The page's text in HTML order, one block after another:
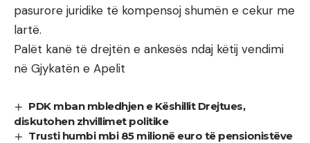
pasurore juridike të kompensoj shumën e cekur me
lartë.
Palët kanë të drejtën e ankesës ndaj këtij vendimi
në Gjykatën e Apelit
PDK mban mbledhjen e Këshillit Drejtues,
diskutohen zhvillimet politike
Trusti humbi mbi 85 milionë euro të pensionistëve